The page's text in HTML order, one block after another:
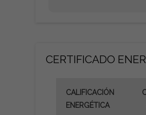
CERTIFICADO
CALIFICACIÓN
ENERGÉTICA